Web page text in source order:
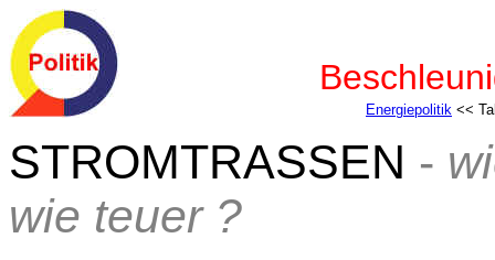
Energiepolitik <<
STROMTRASSEN -
wie teuer ?